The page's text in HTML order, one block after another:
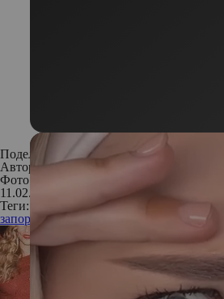
Поделиться:
Автор: Алена Парецкая
Фото: Архивы пресс-служб
11.02.2020
Теги:
запоры
кишечник